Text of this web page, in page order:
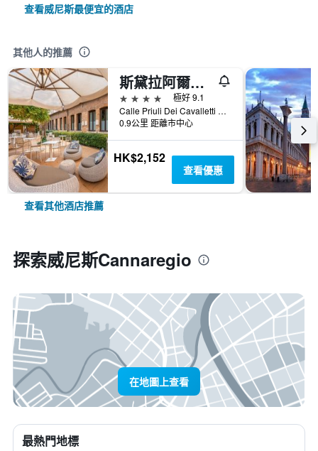
查看威尼斯最便宜的酒店
其他人的推薦
斯黛拉阿爾皮納酒店
4星級
極好 9.1
Calle Priuli Dei Cavalletti 99/D, 威尼斯, 威尼托, 義大利
0.9公里 距離市中心
HK$2,152
查看優惠
查看其他酒店推薦
探索威尼斯Cannaregio
在地圖上查看
最熱門地標